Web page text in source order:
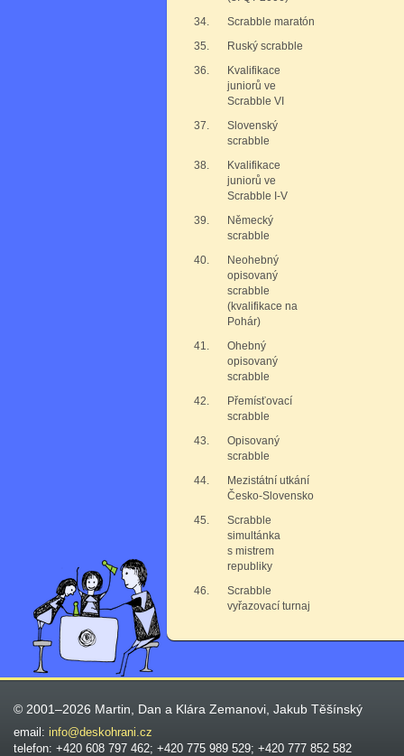
34.
Scrabble maratón
35.
Ruský scrabble
36.
Kvalifikace
juniorů ve
Scrabble VI
37.
Slovenský
scrabble
38.
Kvalifikace
juniorů ve
Scrabble I-V
39.
Německý
scrabble
40.
Neohebný
opisovaný
scrabble
(kvalifikace na
Pohár)
41.
Ohebný
opisovaný
scrabble
42.
Přemísťovací
scrabble
43.
Opisovaný
scrabble
44.
Mezistátní utkání
Česko-Slovensko
45.
Scrabble
simultánka
s mistrem
republiky
46.
Scrabble
vyřazovací turnaj
© 2001–2026 Martin, Dan a Klára Zemanovi, Jakub Těšínský
email: info@deskohrani.cz
telefon: +420 608 797 462; +420 775 989 529; +420 777 852 582